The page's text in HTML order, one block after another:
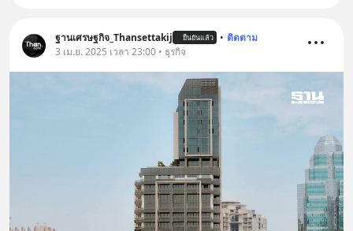
ฐานเศรษฐกิจ_Thansettakij ยืนยันแล้ว • ติดตาม
3 เม.ย. 2025 เวลา 23:00 • ธุรกิจ